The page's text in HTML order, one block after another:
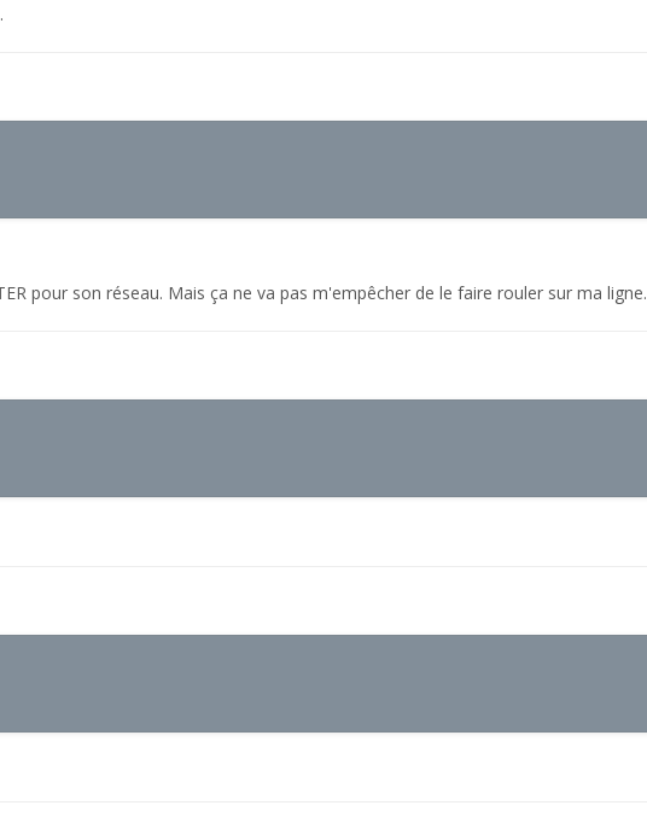
pour son réseau. Mais ça ne va pas m'empêcher de le faire rouler sur ma ligne.